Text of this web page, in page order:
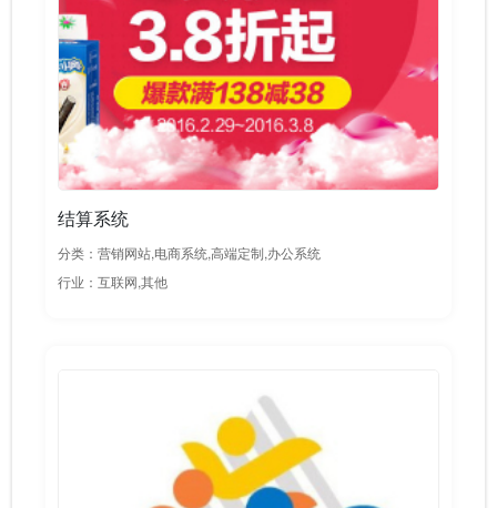
结算系统
分类：营销网站,电商系统,高端定制,办公系统
行业：互联网,其他